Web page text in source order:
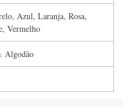
Azul, Laranja, Rosa,
Vermelho
Algodão
a segunda encomenda